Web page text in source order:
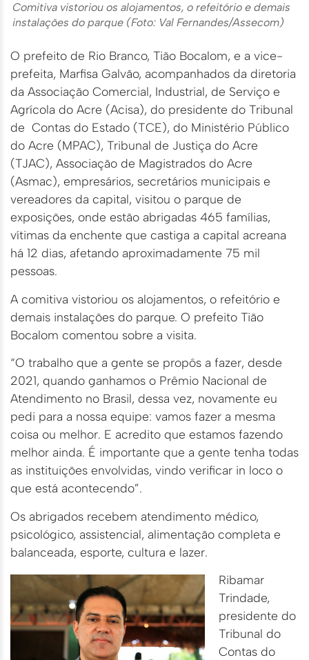
Comitiva vistoriou os alojamentos, o refeitório e demais
instalações do parque (Foto: Val Fernandes/Assecom)
O prefeito de Rio Branco, Tião Bocalom, e a vice-
prefeita, Marfisa Galvão, acompanhados da diretoria
da Associação Comercial, Industrial, de Serviço e
Agrícola do Acre (Acisa), do presidente do Tribunal
de Contas do Estado (TCE), do Ministério Público
do Acre (MPAC), Tribunal de Justiça do Acre
(TJAC), Associação de Magistrados do Acre
(Asmac), empresários, secretários municipais e
vereadores da capital, visitou o parque de
exposições, onde estão abrigadas 465 famílias,
vítimas da enchente que castiga a capital acreana
há 12 dias, afetando aproximadamente 75 mil
pessoas.
A comitiva vistoriou os alojamentos, o refeitório e
demais instalações do parque. O prefeito Tião
Bocalom comentou sobre a visita.
“O trabalho que a gente se propôs a fazer, desde
2021, quando ganhamos o Prêmio Nacional de
Atendimento no Brasil, dessa vez, novamente eu
pedi para a nossa equipe: vamos fazer a mesma
coisa ou melhor. E acredito que estamos fazendo
melhor ainda. É importante que a gente tenha todas
as instituições envolvidas, vindo verificar in loco o
que está acontecendo”.
Os abrigados recebem atendimento médico,
psicológico, assistencial, alimentação completa e
balanceada, esporte, cultura e lazer.
Ribamar
Trindade,
presidente do
Tribunal do
Contas do